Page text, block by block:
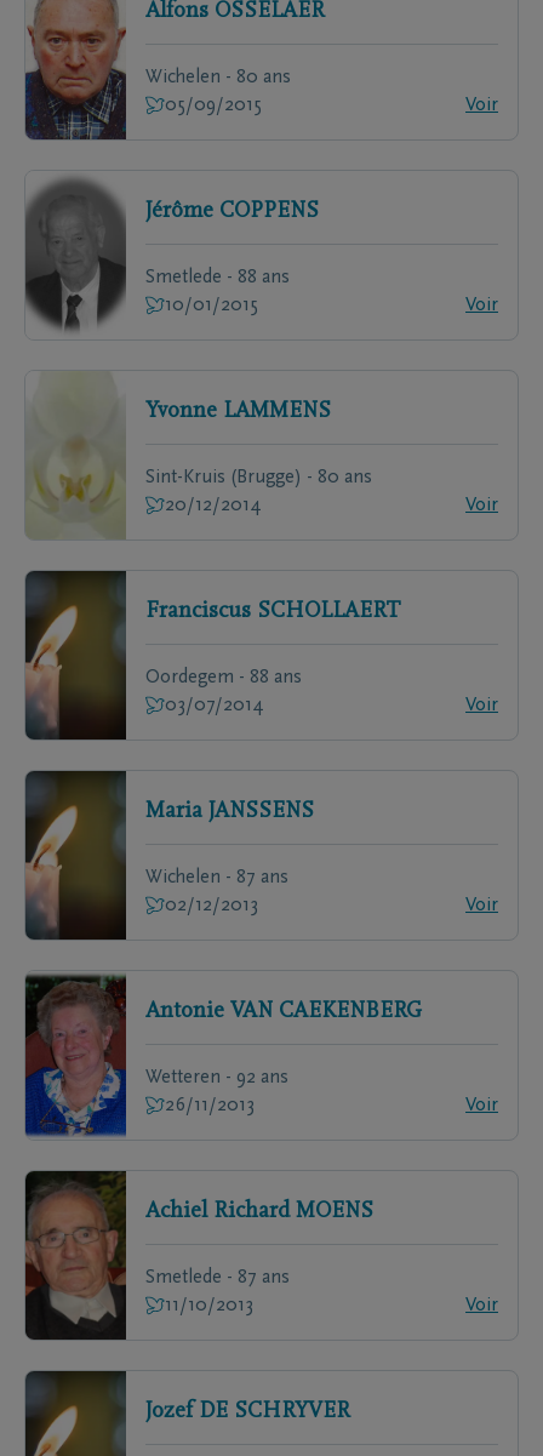
Alfons OSSELAER
Wichelen - 80 ans
05/09/2015
Voir
Jérôme COPPENS
Smetlede - 88 ans
10/01/2015
Voir
Yvonne LAMMENS
Sint-Kruis (Brugge) - 80 ans
20/12/2014
Voir
Franciscus SCHOLLAERT
Oordegem - 88 ans
03/07/2014
Voir
Maria JANSSENS
Wichelen - 87 ans
02/12/2013
Voir
Antonie VAN CAEKENBERG
Wetteren - 92 ans
26/11/2013
Voir
Achiel Richard MOENS
Smetlede - 87 ans
11/10/2013
Voir
Jozef DE SCHRYVER